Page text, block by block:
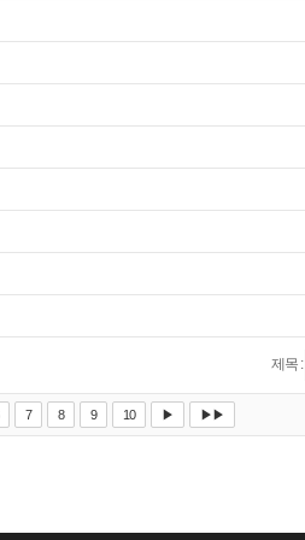
제목 :
7 8 9 10 ▶ ▶▶